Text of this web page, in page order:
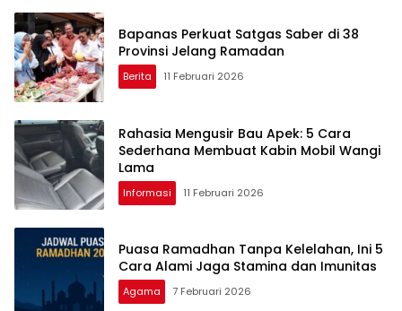
Bapanas Perkuat Satgas Saber di 38
Provinsi Jelang Ramadan
Berita 11 Februari 2026
Rahasia Mengusir Bau Apek: 5 Cara
Sederhana Membuat Kabin Mobil Wangi
Lama
Informasi 11 Februari 2026
Puasa Ramadhan Tanpa Kelelahan, Ini 5
Cara Alami Jaga Stamina dan Imunitas
Agama 7 Februari 2026